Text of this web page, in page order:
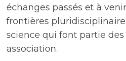
échanges passés et à
frontières pluridisciplinaire
science qui font partie
association.